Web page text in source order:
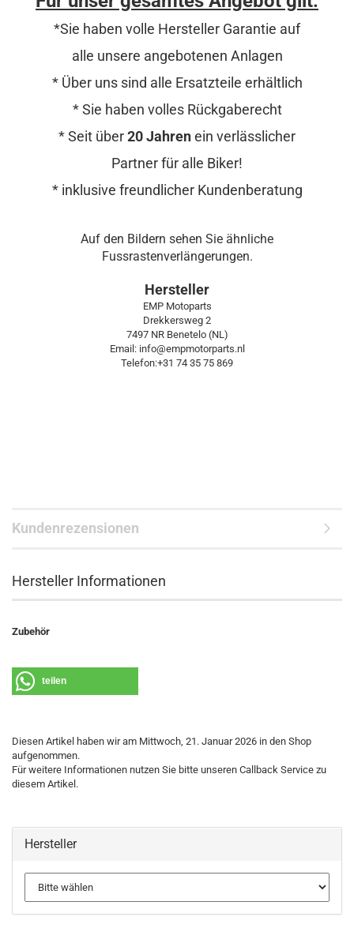
*Sie haben volle Hersteller Garantie auf
alle unsere angebotenen Anlagen
* Über uns sind alle Ersatzteile erhältlich
* Sie haben volles Rückgaberecht
* Seit über20 Jahrenein verlässlicher
Partner für alle Biker!
* inklusive freundlicher Kundenberatung
Auf den Bildern sehen Sie ähnliche
Fussrastenverlängerungen.
Hersteller
EMP Motoparts
Drekkersweg 2
7497 NR Benetelo (NL)
Email: info@empmotorparts.nl
Telefon:+31 74 35 75 869
Kundenrezensionen
Hersteller Informationen
Zubehör
teilen
Diesen Artikel haben wir am Mittwoch, 21. Januar 2026 in den Shop
aufgenommen.
Für weitere Informationen nutzen Sie bitte unseren Callback Service zu
diesem Artikel.
Hersteller